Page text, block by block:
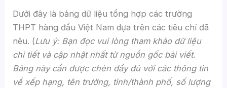
Dưới đây là bảng dữ liệu tổng hợp các trường
THPT hàng đầu Việt Nam dựa trên các tiêu chí đã
nêu. (Lưu ý: Bạn đọc vui lòng tham khảo dữ liệu
chi tiết và cập nhật nhất từ nguồn gốc bài viết.
Bảng này cần được chèn đầy đủ với các thông tin
về xếp hạng, tên trường, tỉnh/thành phố, số lượng